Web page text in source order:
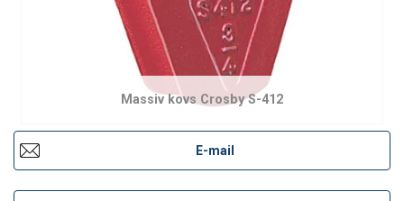
Massiv kovs Crosby S-412
E-mail